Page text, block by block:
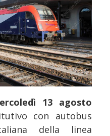
13 agosto
con autobus
della linea